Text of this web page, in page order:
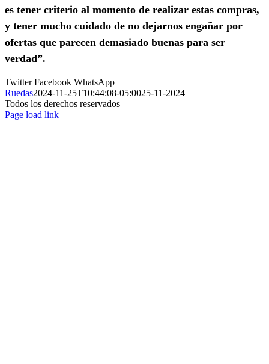
es tener criterio al momento de realizar estas compras,
y tener mucho cuidado de no dejarnos engañar por
ofertas que parecen demasiado buenas para ser
verdad”.
TwitterFacebook WhatsApp
Ruedas2024-11-25T10:44:08-05:0025-11-2024|
Todos los derechos reservados
Page load link